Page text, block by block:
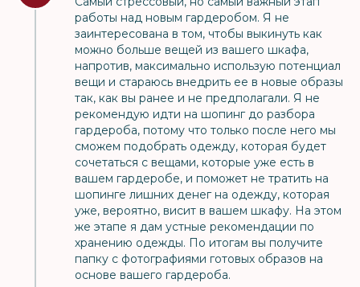
работы над новым гардеробом. Я не
заинтересована в том, чтобы выкинуть как
можно больше вещей из вашего шкафа,
напротив, максимально использую потенциал
вещи и стараюсь внедрить ее в новые образы
так, как вы ранее и не предполагали. Я не
рекомендую идти на шопинг до разбора
гардероба, потому что только после него мы
сможем подобрать одежду, которая будет
сочетаться с вещами, которые уже есть в
вашем гардеробе, и поможет не тратить на
шопинге лишних денег на одежду, которая
уже, вероятно, висит в вашем шкафу. На этом
же этапе я дам устные рекомендации по
хранению одежды. По итогам вы получите
папку с фотографиями готовых образов на
основе вашего гардероба.